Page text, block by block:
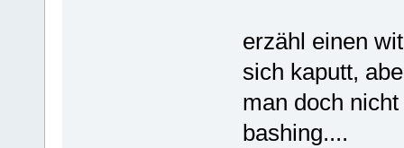
erzähl einen
sich kaputt,
man doch
bashing....